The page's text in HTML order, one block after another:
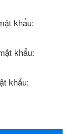
khẩu:
khẩu:
khẩu: